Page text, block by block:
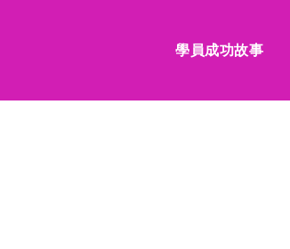
學員成功故事